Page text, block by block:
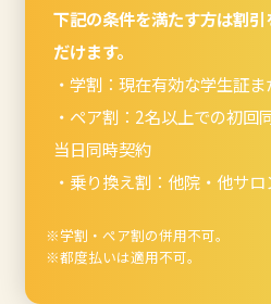
下記の条件を満たす方は割
だけます。
・学割：現在有効な学生証
・ペア割：2名以上での初回
当日同時契約
・乗り換え割：他院・他サ
※学割・ぺア割の併用不可。
※都度払いは適用不可。